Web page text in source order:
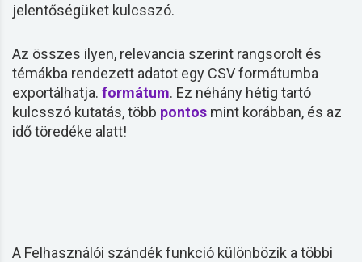
jelentőségüket kulcsszó.
Az összes ilyen, relevancia szerint rangsorolt és
témákba rendezett adatot egy CSV formátumba
exportálhatja. formátum. Ez néhány hétig tartó
kulcsszó kutatás, több pontos mint korábban, és az
idő töredéke alatt!
A Felhasználói szándék funkció különbözik a többi